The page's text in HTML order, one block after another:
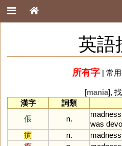
英語
所有字| 常
[mania],
漢字
詞類
倀
n.
madness
was
瘨
n. madness